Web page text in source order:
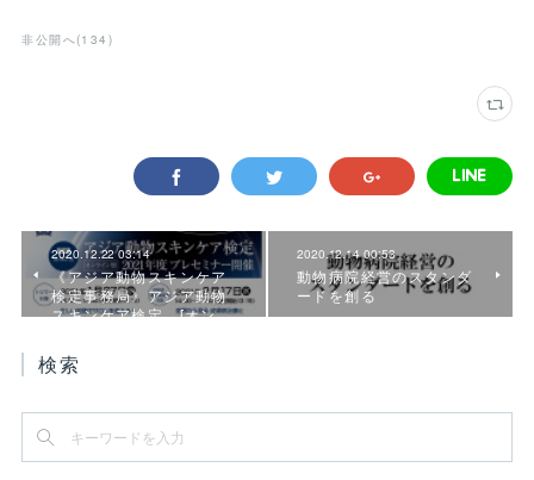
非公開へ(134 )
2020.12.22 03:14
《アジア動物スキンケア
検定事務局》アジア動物
スキンケア検定 [オン…
2020.12.14 00:53
動物病院経営のスタンダ
ードを創る
検索